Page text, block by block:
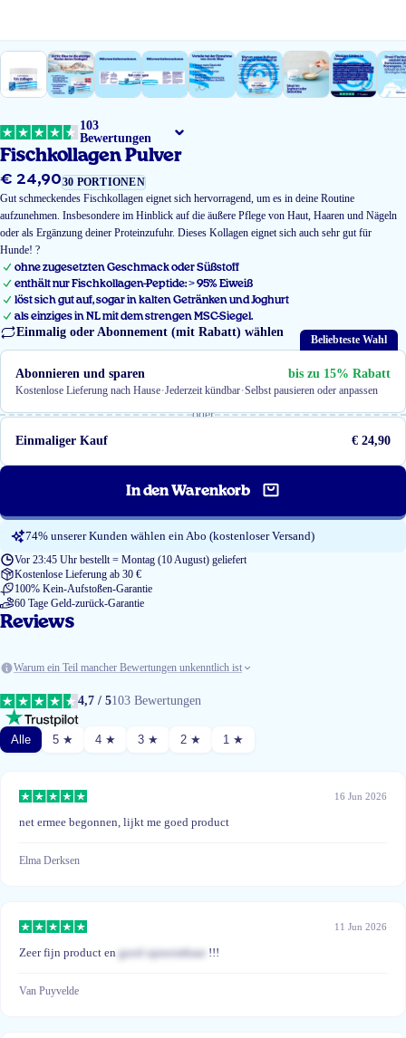
103
Bewertungen
Fischkollagen Pulver
Regulärer
Preis
€ 24,9030 PORTIONEN
Gut schmeckendes Fischkollagen eignet sich hervorragend, um es in deine Routine
aufzunehmen. Insbesondere im Hinblick auf die äußere Pflege von Haut, Haaren und Nägeln
oder als Ergänzung deiner Proteinzufuhr. Dieses Kollagen eignet sich auch sehr gut für
Hunde! ?
ohne zugesetzten Geschmack oder Süßstoff
enthält nur Fischkollagen-Peptide: > 95% Eiweiß
löst sich gut auf, sogar in kalten Getränken und Joghurt
als einziges in NL mit dem strengen MSC-Siegel.
Einmalig oder Abonnement (mit Rabatt) wählen
Beliebteste Wahl
Abonnieren und sparen bis zu 15% Rabatt
Kostenlose Lieferung nach Hause·Jederzeit kündbar·Selbst pausieren oder anpassen
oder
Einmaliger Kauf
€ 24,90
In den Warenkorb
74% unserer Kunden wählen ein Abo (kostenloser Versand)
Vor 23:45 Uhr bestellt = Montag (10 August) geliefert
Kostenlose Lieferung ab 30 €
100% Kein-Aufstoßen-Garantie
60 Tage Geld-zurück-Garantie
Reviews
Warum ein Teil mancher Bewertungen unkenntlich ist
4,7 / 5103 Bewertungen
Alle 5 ★ 4 ★ 3 ★ 2 ★ 1 ★
16 Jun 2026
net ermee begonnen, lijkt me goed product
Elma Derksen
11 Jun 2026
Zeer fijn product en goed opneembaar !!!
Van Puyvelde